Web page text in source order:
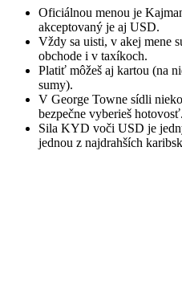
Oficiálnou menou je
akceptovaný je aj USD.
Vždy sa uisti, v akej mene
obchode i v taxíkoch.
Platiť môžeš aj kartou (na
sumy).
V George Towne sídli
bezpečne vyberieš
Sila KYD voči USD je
jednou z najdrahších